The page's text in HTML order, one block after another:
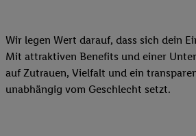
Wir legen Wert darauf, dass sich dein
Mit attraktiven Benefits und einer
auf Zutrauen, Vielfalt und ein
unabhängig vom Geschlecht setzt.